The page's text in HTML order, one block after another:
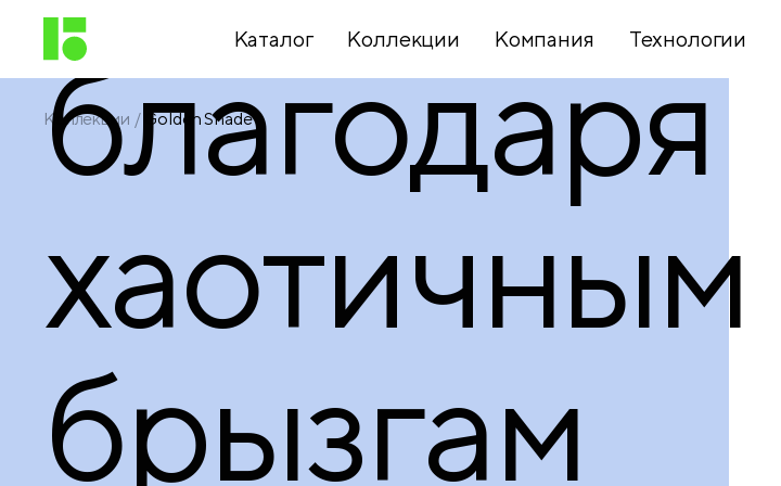
Каталог
Письменные
принадлежности
Канцелярские
принадлежности
Чертежные
Хобби и
творчество
Презентационное
оборудование
Коллекции Компания Технологии
Коллекции Golden Shade
благодаря
хаотичным
брызгам